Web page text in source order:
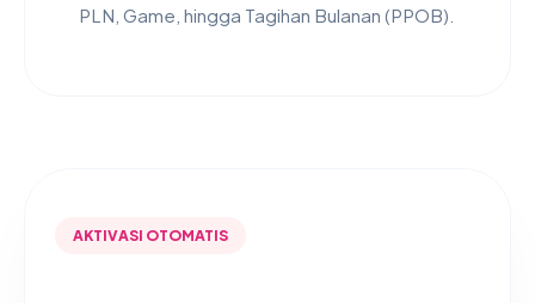
PLN, Game, hingga Tagihan Bulanan (PPOB).
AKTIVASI OTOMATIS